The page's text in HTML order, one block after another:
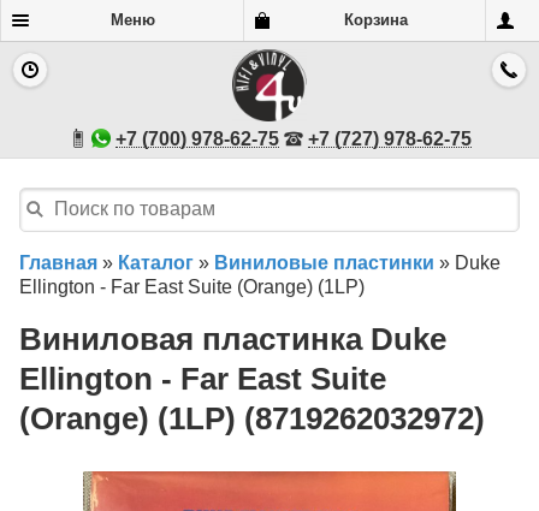
Меню Корзина
+7 (700) 978-62-75 +7 (727) 978-62-75
Главная » Каталог » Виниловые пластинки » Duke
Ellington - Far East Suite (Orange) (1LP)
Виниловая пластинка Duke
Ellington - Far East Suite
(Orange) (1LP) (8719262032972)